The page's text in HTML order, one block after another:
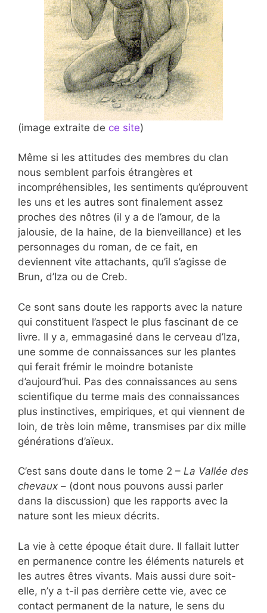
(image extraite de ce site)
Même si les attitudes des membres du clan
nous semblent parfois étrangères et
incompréhensibles, les sentiments qu’éprouvent
les uns et les autres sont finalement assez
proches des nôtres (il y a de l’amour, de la
jalousie, de la haine, de la bienveillance) et les
personnages du roman, de ce fait, en
deviennent vite attachants, qu’il s’agisse de
Brun, d’Iza ou de Creb.
Ce sont sans doute les rapports avec la nature
qui constituent l’aspect le plus fascinant de ce
livre. Il y a, emmagasiné dans le cerveau d’Iza,
une somme de connaissances sur les plantes
qui ferait frémir le moindre botaniste
d’aujourd’hui. Pas des connaissances au sens
scientifique du terme mais des connaissances
plus instinctives, empiriques, et qui viennent de
loin, de très loin même, transmises par dix mille
générations d’aïeux.
C’est sans doute dans le tome 2 – La Vallée des
chevaux – (dont nous pouvons aussi parler
dans la discussion) que les rapports avec la
nature sont les mieux décrits.
La vie à cette époque était dure. Il fallait lutter
en permanence contre les éléments naturels et
les autres êtres vivants. Mais aussi dure soit-
elle, n’y a t-il pas derrière cette vie, avec ce
contact permanent de la nature, le sens du